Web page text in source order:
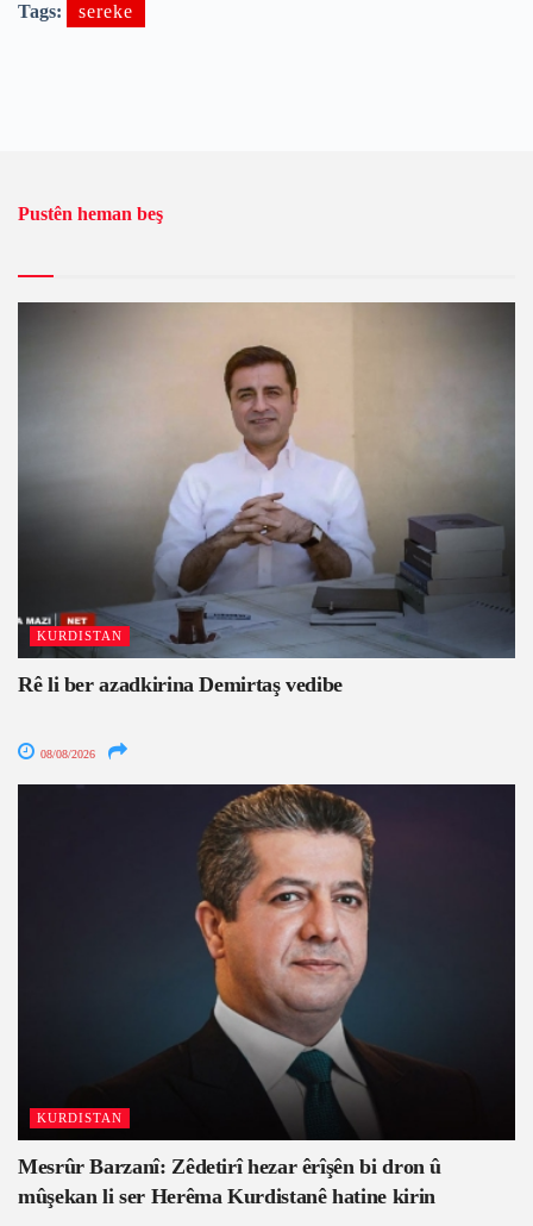
Tags: sereke
Pustên heman beş
KURDISTAN
Rê li ber azadkirina Demirtaş vedibe
08/08/2026
KURDISTAN
Mesrûr Barzanî: Zêdetirî hezar êrîşên bi dron û
mûşekan li ser Herêma Kurdistanê hatine kirin